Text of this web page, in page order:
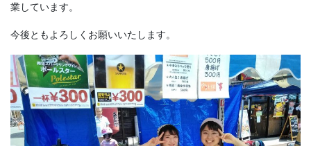
業しています。
今後ともよろしくお願いいたします。